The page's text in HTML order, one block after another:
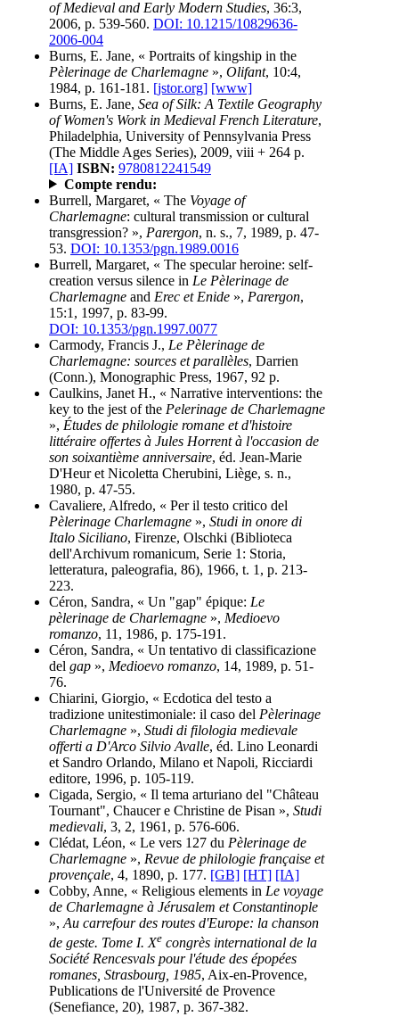
of Medieval and Early Modern Studies, 36:3,
2006, p. 539-560. DOI: 10.1215/10829636-
2006-004
Burns, E. Jane, « Portraits of kingship in the
Pèlerinage de Charlemagne », Olifant, 10:4,
1984, p. 161-181. [jstor.org] [www]
Burns, E. Jane, Sea of Silk: A Textile Geography
of Women's Work in Medieval French Literature,
Philadelphia, University of Pennsylvania Press
(The Middle Ages Series), 2009, viii + 264 p.
[IA] ISBN: 9780812241549
Compte rendu:
Burrell, Margaret, « The Voyage of
Charlemagne: cultural transmission or cultural
transgression? », Parergon, n. s., 7, 1989, p. 47-
53. DOI: 10.1353/pgn.1989.0016
Burrell, Margaret, « The specular heroine: self-
creation versus silence in Le Pèlerinage de
Charlemagne and Erec et Enide », Parergon,
15:1, 1997, p. 83-99.
DOI: 10.1353/pgn.1997.0077
Carmody, Francis J., Le Pèlerinage de
Charlemagne: sources et parallèles, Darrien
(Conn.), Monographic Press, 1967, 92 p.
Caulkins, Janet H., « Narrative interventions: the
key to the jest of the Pelerinage de Charlemagne
», Études de philologie romane et d'histoire
littéraire offertes à Jules Horrent à l'occasion de
son soixantième anniversaire, éd. Jean-Marie
D'Heur et Nicoletta Cherubini, Liège, s. n.,
1980, p. 47-55.
Cavaliere, Alfredo, « Per il testo critico del
Pèlerinage Charlemagne », Studi in onore di
Italo Siciliano, Firenze, Olschki (Biblioteca
dell'Archivum romanicum, Serie 1: Storia,
letteratura, paleografia, 86), 1966, t. 1, p. 213-
223.
Céron, Sandra, « Un "gap" épique: Le
pèlerinage de Charlemagne », Medioevo
romanzo, 11, 1986, p. 175-191.
Céron, Sandra, « Un tentativo di classificazione
del gap », Medioevo romanzo, 14, 1989, p. 51-
76.
Chiarini, Giorgio, « Ecdotica del testo a
tradizione unitestimoniale: il caso del Pèlerinage
Charlemagne », Studi di filologia medievale
offerti a D'Arco Silvio Avalle, éd. Lino Leonardi
et Sandro Orlando, Milano et Napoli, Ricciardi
editore, 1996, p. 105-119.
Cigada, Sergio, « Il tema arturiano del "Château
Tournant", Chaucer e Christine de Pisan », Studi
medievali, 3, 2, 1961, p. 576-606.
Clédat, Léon, « Le vers 127 du Pèlerinage de
Charlemagne », Revue de philologie française et
provençale, 4, 1890, p. 177. [GB] [HT] [IA]
Cobby, Anne, « Religious elements in Le voyage
de Charlemagne à Jérusalem et Constantinople
», Au carrefour des routes d'Europe: la chanson
de geste. Tome I. Xe congrès international de la
Société Rencesvals pour l'étude des épopées
romanes, Strasbourg, 1985, Aix-en-Provence,
Publications de l'Université de Provence
(Senefiance, 20), 1987, p. 367-382.